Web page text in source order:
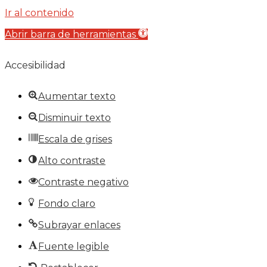
Ir al contenido
Abrir barra de herramientas
Accesibilidad
Aumentar texto
Disminuir texto
Escala de grises
Alto contraste
Contraste negativo
Fondo claro
Subrayar enlaces
Fuente legible